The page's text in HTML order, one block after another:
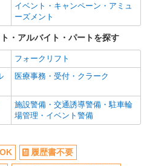
イベント・キャンペーン・アミュ
ーズメント
・アルバイト・パートを探す
フォークリフト
医療事務・受付・クラーク
施設警備・交通誘導警備・駐車輪
場管理・イベント警備
履歴書不要